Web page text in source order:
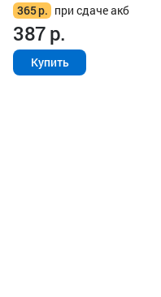
365р. при сдаче акб
387р.
Купить